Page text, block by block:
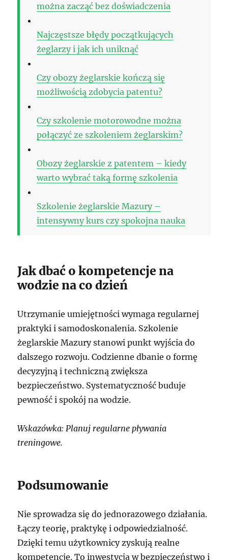
można zacząć bez doświadczenia
Najczęstsze błędy początkujących
żeglarzy i jak ich uniknąć
Czy obozy żeglarskie kończą się
możliwością zdobycia patentu?
Czy szkolenie motorowodne można
połączyć ze szkoleniem żeglarskim?
Obozy żeglarskie z patentem – kiedy
warto wybrać taką formę szkolenia
Szkolenie żeglarskie Mazury –
intensywny kurs czy spokojna nauka
Jak dbać o kompetencje na
wodzie na co dzień
Utrzymanie umiejętności wymaga regularnej
praktyki i samodoskonalenia. Szkolenie
żeglarskie Mazury stanowi punkt wyjścia do
dalszego rozwoju. Codzienne dbanie o formę
decyzyjną i techniczną zwiększa
bezpieczeństwo. Systematyczność buduje
pewność i spokój na wodzie.
Wskazówka: Planuj regularne pływania
treningowe.
Podsumowanie
Nie sprowadza się do jednorazowego działania.
Łączy teorię, praktykę i odpowiedzialność.
Dzięki temu użytkownicy zyskują realne
kompetencje. To inwestycja w bezpieczeństwo i